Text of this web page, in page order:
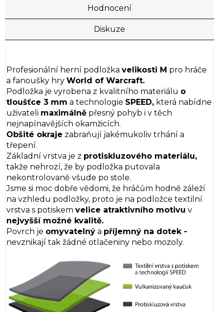
Hodnocení
Diskuze
Profesionální herní podložka velikosti M pro hráče
a fanoušky hry World of Warcraft.
Podložka je vyrobena z kvalitního materiálu o
tloušťce 3 mm a technologie SPEED, která nabídne
uživateli maximálně přesný pohyb i v těch
nejnapínavějších okamžicích.
Obšité okraje zabraňují jakémukoliv trhání a
třepení.
Základní vrstva je z protiskluzového materiálu,
takže nehrozí, že by podložka putovala
nekontrolovaně všude po stole.
Jsme si moc dobře vědomi, že hráčům hodně záleží
na vzhledu podložky, proto je na podložce textilní
vrstva s potiskem velice atraktivního motivu v
nejvyšší možné kvalitě.
Povrch je omyvatelný a příjemný na dotek -
nevznikají tak žádné otlačeniny nebo mozoly.